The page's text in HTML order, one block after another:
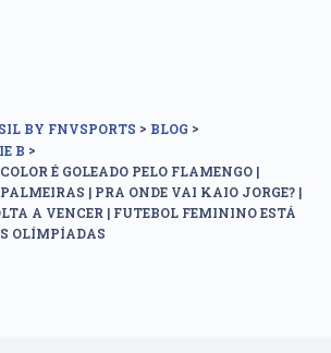
BY FNVSPORTS > BLOG >
B >
É GOLEADO PELO FLAMENGO |
| PRA ONDE VAI KAIO JORGE? |
A VENCER | FUTEBOL FEMININO ESTÁ
OLÍMPÍADAS